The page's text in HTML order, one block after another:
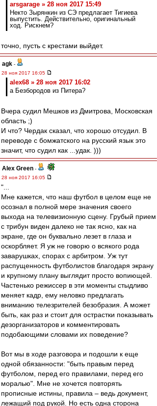
arsgarage » 28 ноя 2017 15:49
Некто Зырянкин из СЭ предлагает Тигиева
выпустить. Действительно, оригинальный
ход. Рискнем?
точно, пусть с крестами выйдет.
agk -
28 ноя 2017 16:05
alex68 » 28 ноя 2017 16:02
а Безбородов из Питера?
Вчера судил Мешков из Дмитрова, Московская
область ;)
И что? Чердак сказал, что хорошо отсудил. В
переводе с бомжатского на русский язык это
значит, что судил как ...удак. )))
Alex Green -
28 ноя 2017 16:05
"...
Мне кажется, что наш футбол в целом еще не
осознал в полной мере значения своего
выхода на телевизионную сцену. Грубый прием
с трибун виден далеко не так ясно, как на
экране, где он буквально лезет в глаза и
оскорбляет. Я уж не говорю о всякого рода
заварушках, спорах с арбитром. Уж тут
распущенность футболистов благодаря экрану
и крупному плану выглядит просто вопиющей.
Частенько режиссер в эти моменты стыдливо
меняет кадр, ему неловко предлагать
вниманию телезрителей безобразия. А может
быть, как раз и стоит для острастки показывать
дезорганизаторов и комментировать
подобающими словами их поведение?
Вот мы в ходе разговора и подошли к еще
одной обязанности: "быть правым перед
футболом, перед его правилами, перед его
моралью". Мне не хочется повторять
прописные истины, правила – ведь документ,
лежащий под рукой. Но есть одна сторона